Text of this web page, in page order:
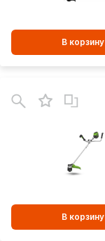
В корзину
В корзину